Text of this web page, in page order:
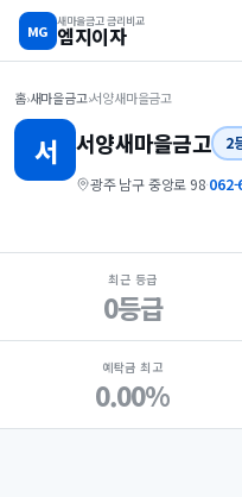
MG
새마을금고 금리비교
엠지이자
홈›새마을금고›서양새마을금고
서 서양새마을금고 2
광주 남구 중앙로 98·
지점 핵심 지표 요약
최근 등급
0등급
예탁금 최고
0.00%